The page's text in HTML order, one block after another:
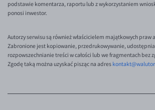
EUR/RON
EUR/TRY
EUR/ZAR
podstawie komentarza, raportu lub z wykorzystaniem
ponosi inwestor.
Autorzy serwisu są również właścicielem majątkowych praw
Zabronione jest kopiowanie, przedrukowywanie,
rozpowszechnianie treści w całości lub we fragmentach bez
Zgodę taką można uzyskać pisząc na adres